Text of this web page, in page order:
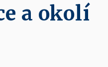
a okolí